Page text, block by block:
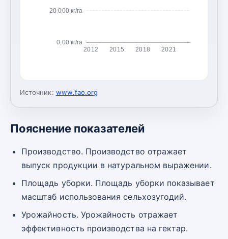
0,00 кг/га
20 000 кг/га
2012 2015 2018 2021
Источник: www.fao.org
Пояснение показателей
Производство. Производство отражает
выпуск продукции в натуральном выражении.
Площадь уборки. Площадь уборки показывает
масштаб использования сельхозугодий.
Урожайность. Урожайность отражает
эффективность производства на гектар.